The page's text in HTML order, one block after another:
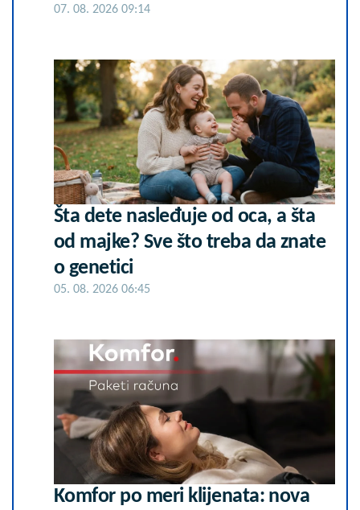
07. 08. 2026 09:14
Šta dete nasleđuje od oca, a šta
od majke? Sve što treba da znate
o genetici
05. 08. 2026 06:45
Komfor po meri klijenata: nova